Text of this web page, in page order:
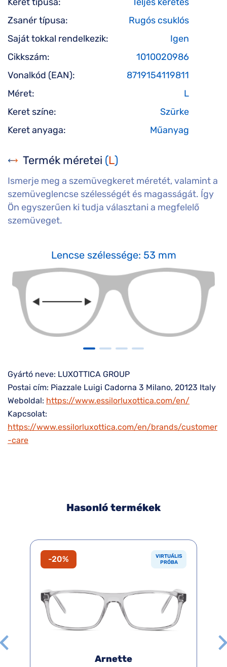
Zsanér típusa:
Rugós csuklós
Saját tokkal rendelkezik:
Igen
Cikkszám:
1010020986
Vonalkód (EAN):
8719154119811
Méret:
L
Keret színe:
Szürke
Keret anyaga:
Műanyag
Termék méretei (L)
Ismerje meg a szemüvegkeret méretét, valamint a
szemüveglencse szélességét és magasságát. Így
Ön egyszerűen ki tudja választani a megfelelő
szemüveget.
Lencse szélessége: 53 mm
Gyártó neve: LUXOTTICA GROUP
Postai cím: Piazzale Luigi Cadorna 3 Milano, 20123 Italy
Weboldal: https://www.essilorluxottica.com/en/
Kapcsolat:
https://www.essilorluxottica.com/en/brands/customer
-care
Hasonló termékek
-20%
VIRTUÁLIS
PRÓBA
Arnette